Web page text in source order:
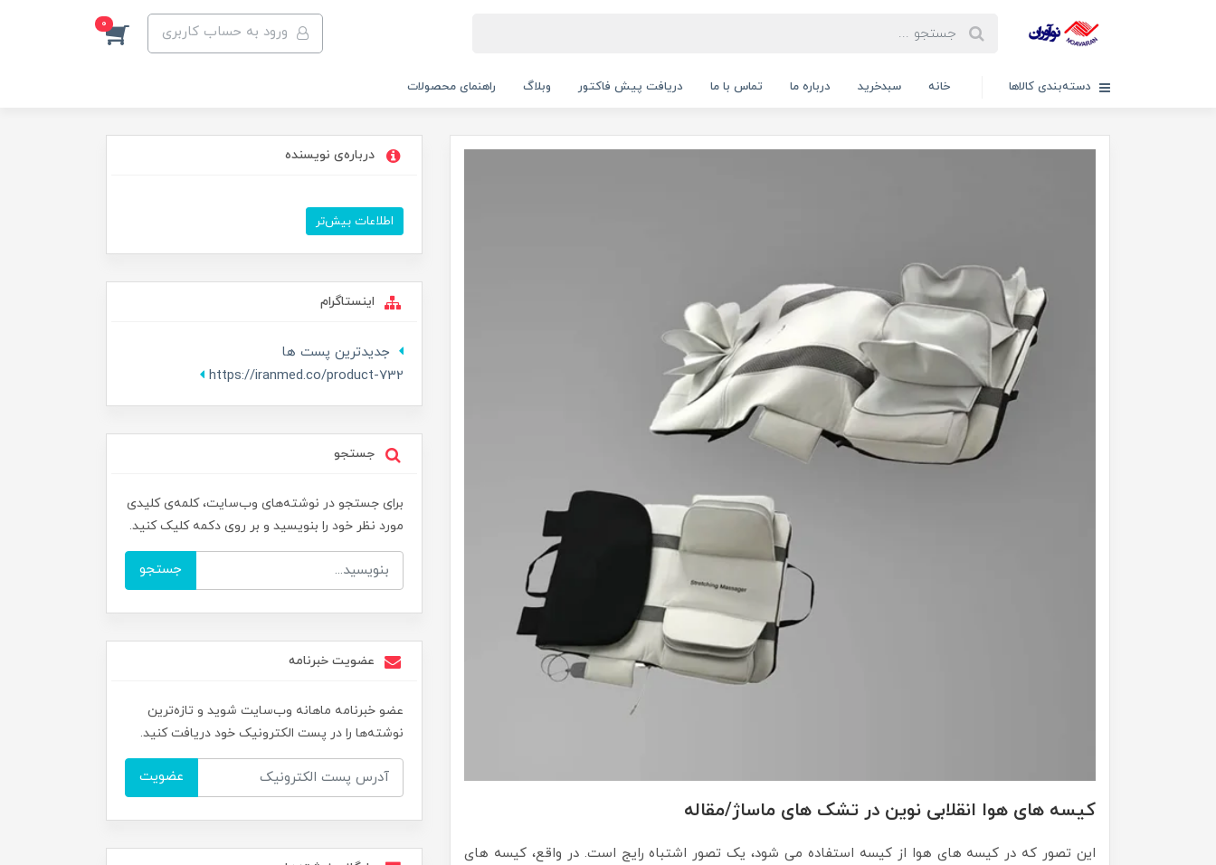
ورود به حساب کاربری 0
دسته‌بندی کالاها خانه سبدخرید درباره ما تماس با ما دریافت پیش فاکتور وبلاگ راهنمای محصولات
کیسه های هوا انقلابی نوین در تشک های ماساژ/مقاله
این تصور که در کیسه های هوا از کیسه استفاده می شود، یک تصور اشتباه رایج است. در واقع، کیسه های
درباره‌ی نویسنده
اطلاعات بیش‌تر
اینستاگرام
جدیدترین پست ها
https://iranmed.co/product-732
جستجو
برای جستجو در نوشته‌های وب‌سایت، کلمه‌ی کلیدی
مورد نظر خود را بنویسید و بر روی دکمه کلیک کنید.
جستجو
عضویت خبرنامه
عضو خبرنامه ماهانه وب‌سایت شوید و تازه‌ترین
نوشته‌ها را در پست الکترونیک خود دریافت کنید.
عضویت